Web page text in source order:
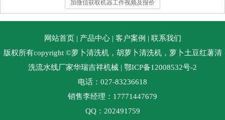
加微信获取机器工作视频及报价
网站首页| 产品中心| 客户案例 | 联系我们
版权所有copyright ©萝卜清洗机，胡萝卜清洗机，萝卜土豆红薯清
洗流水线厂家华瑞吉祥机械 | 鄂ICP备12008532号-2
电话：027-83236618
销售李经理：17771447679
QQ：202491759